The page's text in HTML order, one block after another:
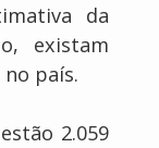
da
existam
país.
2.059